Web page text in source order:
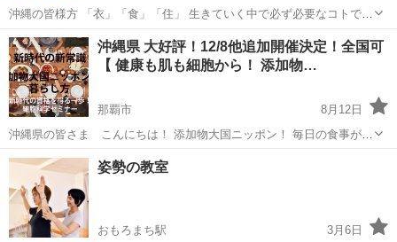
沖縄の皆様方 「衣」「食」「住」 生きていく中で必ず必要なコトです
よね〜 その中でも「食」について 食品や食材を購入するとき何を見ま
すか？ 価格、数量、味、賞味期限・消費期限、産地 ...
沖縄 那覇市 その他
沖縄県 大好評！12/8他追加開催決定！全国可
【 健康も肌も細胞から！ 添加物…
那覇市
8月12日
沖縄県の皆さま こんにちは！ 添加物大国ニッポン！ 毎日の食事が病
気の原因！ 毎日の食品添加物の多さをご存じですか？ 健康でいること
沖縄 那覇市 その他
姿勢の教室
おもろまち駅
3月6日